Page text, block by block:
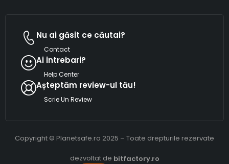
Nu ai găsit ce căutai?
Contact
Ai intrebari?
Help Center
Așteptăm review-ul tău!
Scrie Un Review
Copyright © Planetsafe.ro 2025 – Toate drepturile rezervate
dezvoltat de bitfactory.ro